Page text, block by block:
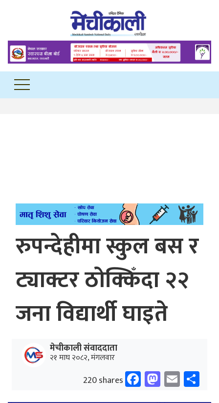
रुपन्देहीमा स्कुल बस र
ट्याक्टर ठोक्किँदा २२
जना विद्यार्थी घाइते
मेचीकाली संवाददाता
२१ माघ २०८२, मंगलवार
220 shares Facebook
Email